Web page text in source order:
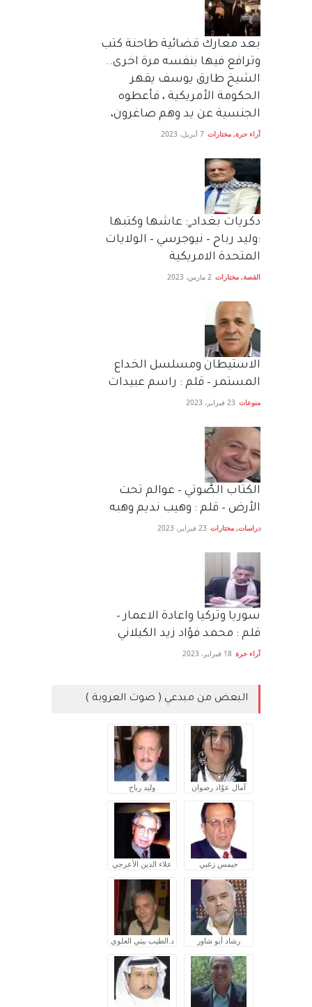
بعد معارك قضائية طاحنة كتب
وترافع فيها بنفسه مرة اخرى..
الشيخ طارق يوسف يقهر
الحكومة الأمريكية ، فأعطوه
الجنسية عن يد وهم صاغرون،
آراء حرة, مختارات 7 أبريل، 2023
دكريات بغداد ٍ: عاشها وكتبها
:وليد رباح – نيوجرسي – الولايات
المتحدة الامريكية
القصة, مختارات 2 مارس، 2023
الاستيطان ومسلسل الخداع
المستمر – قلم : راسم عبيدات
منوعات 23 فبراير، 2023
الكتاب الصَّوتي – عوالم تحت
الأرض – قلم : وهيب نديم وهبه
دراسات, مختارات 23 فبراير، 2023
سوريا وتركيا واعادة الاعمار –
قلم : محمد فؤاد زيد الكيلاني
آراء حرة 18 فبراير، 2023
البعض من مبدعي ( صوت العروبة )
آمال عوّاد رضوان وليد رباح
جيمس زغبي علاء الدين الأعرجي
رشاد أبو شاور د.الطيب بيتي العلوي